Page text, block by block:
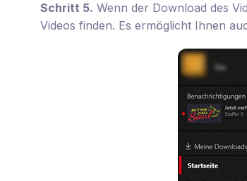
Schritt 5. Wenn der Download des
Videos finden. Es ermöglicht Ihnen